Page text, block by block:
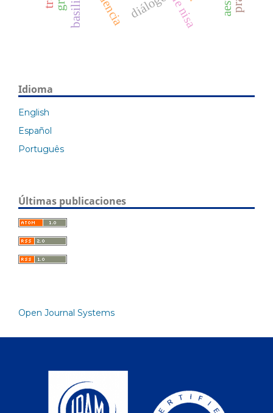
Idioma
English
Español
Português
Últimas publicaciones
Open Journal Systems